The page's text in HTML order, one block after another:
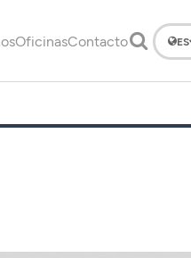
OficinasContacto ES